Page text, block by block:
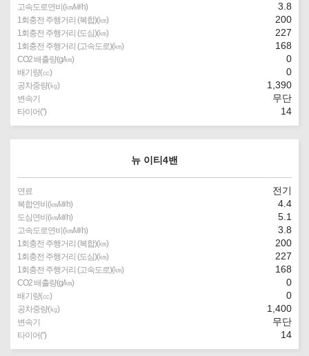
고속도로연비(㎞/㎾h) 3.8
1회충전 주행거리 (복합)(㎞) 200
1회충전 주행거리 (도심)(㎞) 227
1회충전 주행거리 (고속도로)(㎞) 168
CO2 배출량(g/㎞) 0
배기량(㏄) 0
공차중량(㎏) 1,390
변속기 무단
타이어(″) 14
뉴 이티4밴
연료 전기
복합연비(㎞/㎾h) 4.4
도심연비(㎞/㎾h) 5.1
고속도로연비(㎞/㎾h) 3.8
1회충전 주행거리 (복합)(㎞) 200
1회충전 주행거리 (도심)(㎞) 227
1회충전 주행거리 (고속도로)(㎞) 168
CO2 배출량(g/㎞) 0
배기량(㏄) 0
공차중량(㎏) 1,400
변속기 무단
타이어(″) 14